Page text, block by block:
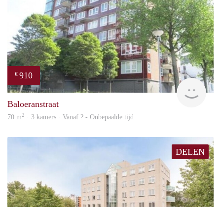
€ 910
rent
Baloeranstraat
70 m2 · 3 kamers · Vanaf ? - Onbepaalde tijd
DELEN